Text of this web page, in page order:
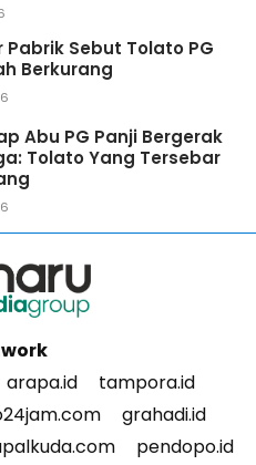
Sebut Tolato PG
Berkurang
Abu PG Panji Bergerak
Tolato Yang Tersebar
arapa.id
tampora.id
grahadi.id
pendopo.id